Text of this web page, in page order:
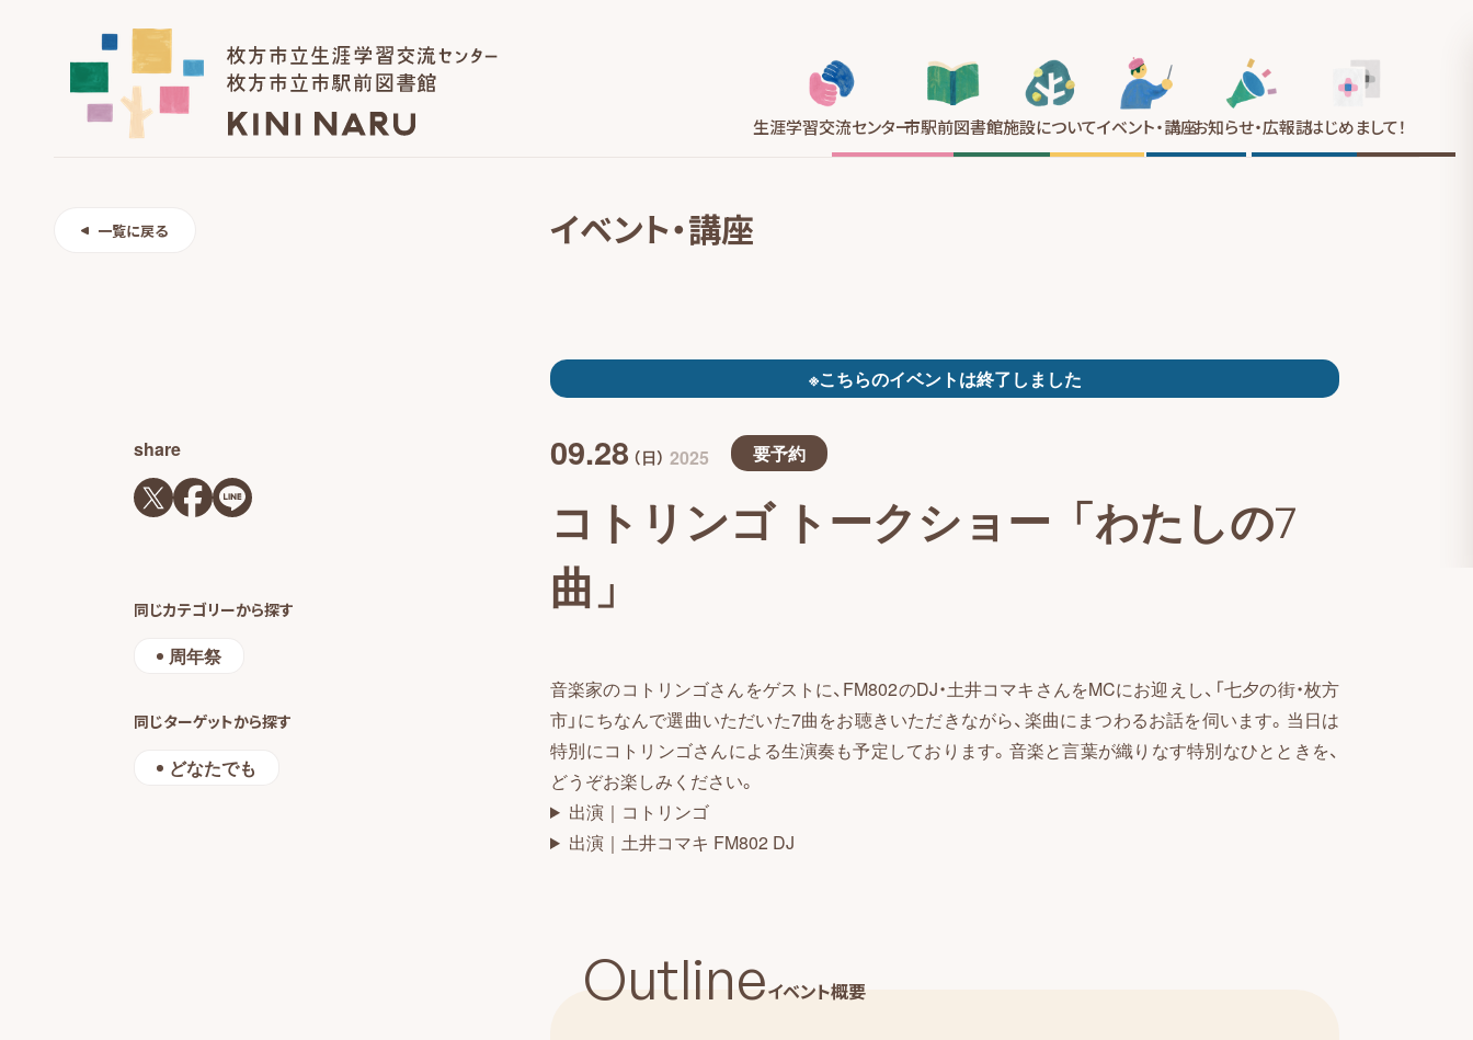
生涯学習交流センター市駅前図書館施設についてイベント・講座お知らせ・広報誌はじめまして！
一覧に戻る イベント・講座
share
同じカテゴリーから探す
周年祭
同じターゲットから探す
どなたでも
※こちらのイベントは終了しました
09.28 （日） 2025 要予約
コトリンゴ トークショー「わたしの7
曲」
音楽家のコトリンゴさんをゲストに、FM802のDJ・土井コマキさんをMCにお迎えし、「七夕の街・枚方
市」にちなんで選曲いただいた7曲をお聴きいただきながら、楽曲にまつわるお話を伺います。当日は
特別にコトリンゴさんによる生演奏も予定しております。音楽と言葉が織りなす特別なひとときを、
どうぞお楽しみください。
出演｜コトリンゴ
出演｜土井コマキ FM802 DJ
Outlineイベント概要